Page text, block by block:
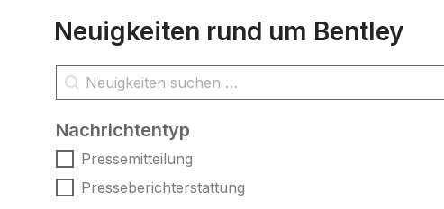
Neuigkeiten rund um Bentley
Nachrichtensuche
Inhalt suchen
Nachrichtentyp
Nachrichtentyp
Pressemitteilung
Presseberichterstattung